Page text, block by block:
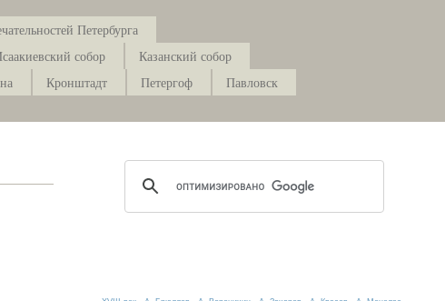
Петербурга
собор
Казанский собор
Кронштадт Петергоф
Павловск